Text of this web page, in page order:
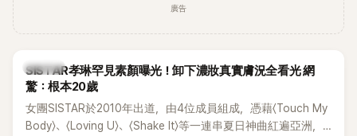
廣告
K-POP
SISTAR孝琳罕見素顏曝光！卸下濃妝真實膚況全看光 網
驚：根本20歲
女團SISTAR於2010年出道，由4位成員組成，憑藉〈Touch My
Body〉、〈Loving U〉、〈Shake It〉等一連串夏日神曲紅遍亞洲，